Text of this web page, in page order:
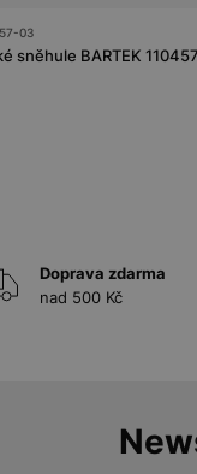
03
sněhule BARTEK
Doprava zdarma
nad 500 Kč